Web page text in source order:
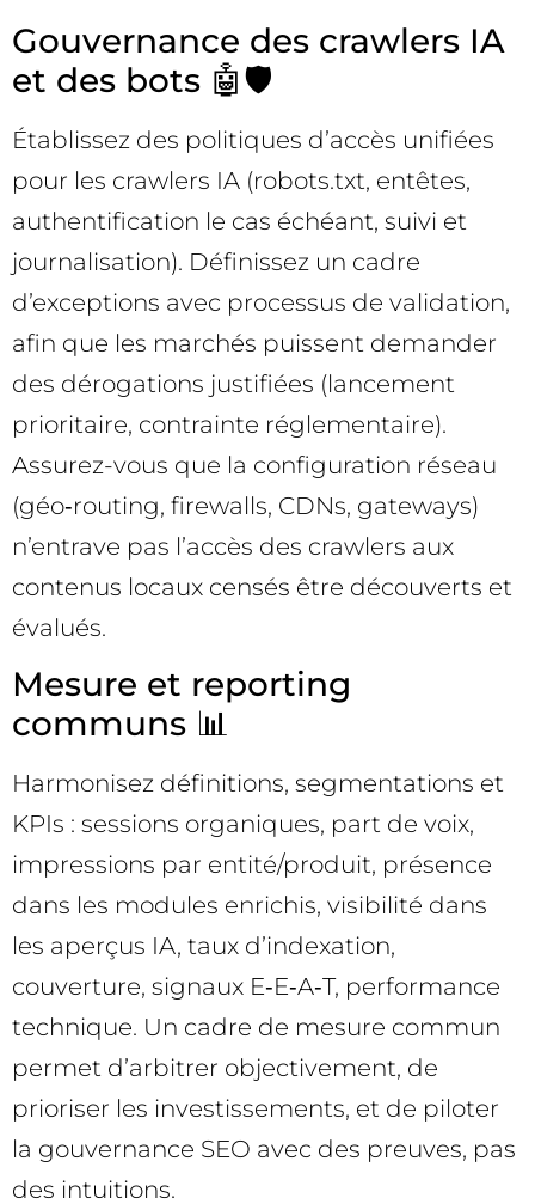
Gouvernance des crawlers IA
et des bots 🤖🛡️
Établissez des politiques d’accès unifiées
pour les crawlers IA (robots.txt, entêtes,
authentification le cas échéant, suivi et
journalisation). Définissez un cadre
d’exceptions avec processus de validation,
afin que les marchés puissent demander
des dérogations justifiées (lancement
prioritaire, contrainte réglementaire).
Assurez-vous que la configuration réseau
(géo‑routing, firewalls, CDNs, gateways)
n’entrave pas l’accès des crawlers aux
contenus locaux censés être découverts et
évalués.
Mesure et reporting
communs 📊
Harmonisez définitions, segmentations et
KPIs : sessions organiques, part de voix,
impressions par entité/produit, présence
dans les modules enrichis, visibilité dans
les aperçus IA, taux d’indexation,
couverture, signaux E‑E‑A‑T, performance
technique. Un cadre de mesure commun
permet d’arbitrer objectivement, de
prioriser les investissements, et de piloter
la gouvernance SEO avec des preuves, pas
des intuitions.